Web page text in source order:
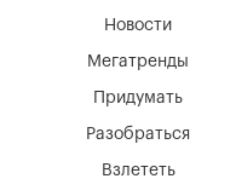
Мегатренды
Придумать
Разобраться
Взлететь
Новости